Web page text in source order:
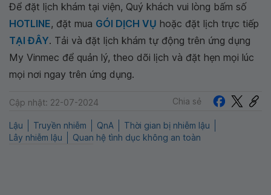
Để đặt lịch khám tại viện, Quý khách vui lòng bấm số
HOTLINE, đặt mua GÓI DỊCH VỤ hoặc đặt lịch trực tiếp
TẠI ĐÂY. Tải và đặt lịch khám tự động trên ứng dụng
My Vinmec để quản lý, theo dõi lịch và đặt hẹn mọi lúc
mọi nơi ngay trên ứng dụng.
Cập nhật: 22-07-2024 Chia sẻ
Lậu Truyền nhiễm QnA
Thời gian bị nhiễm lậu
Lây nhiễm lậu
Quan hệ tình dục không an toàn